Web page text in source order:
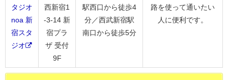
タジオ
noa 新
宿スタ
ジオ
西新宿1
-3-14 新
宿プラ
ザ 受付
9F
駅西口から徒歩4
分／西武新宿駅
南口から徒歩5分
路を使って通いたい
人に便利です。